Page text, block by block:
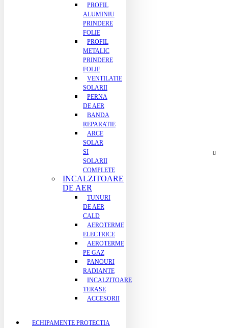
PROFIL
ALUMINIU
PRINDERE
FOLIE
PROFIL
METALIC
PRINDERE
FOLIE
VENTILATIE
SOLARII
PERNA
DE AER
BANDA
REPARATIE
ARCE
SOLAR
SI
SOLARII
COMPLETE
INCALZITOARE
DE AER
TUNURI
DE AER
CALD
AEROTERME
ELECTRICE
AEROTERME
PE GAZ
PANOURI
RADIANTE
INCALZITOARE
TERASE
ACCESORII
ECHIPAMENTE PROTECTIA